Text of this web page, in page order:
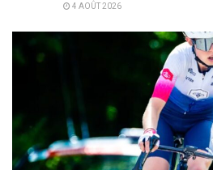
4 AOÛT 2026